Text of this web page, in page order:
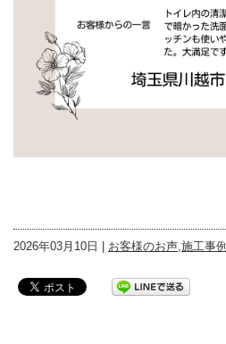
2026年03月10日 | お客様のお声,施工事例